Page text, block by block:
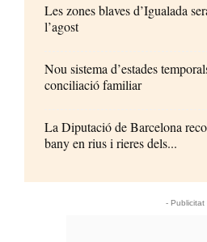
Les zones blaves d’Igualada
l’agost
Nou sistema d’estades
conciliació familiar
La Diputació de Barcelona
bany en rius i rieres dels...
- Publicitat